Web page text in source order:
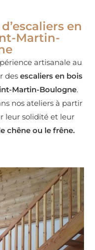
en
Martin-
artisanale au
des escaliers en bois
Martin-Boulogne.
nos ateliers à partir
leur solidité et leur
chêne ou le frêne.